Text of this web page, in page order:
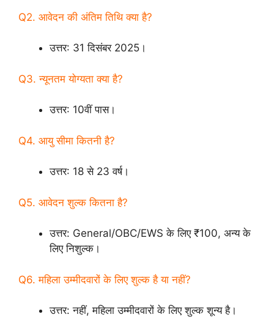
Q2. आवेदन की अंतिम तिथि क्या है?
उत्तर: 31 दिसंबर 2025।
Q3. न्यूनतम योग्यता क्या है?
उत्तर: 10वीं पास।
Q4. आयु सीमा कितनी है?
उत्तर: 18 से 23 वर्ष।
Q5. आवेदन शुल्क कितना है?
उत्तर: General/OBC/EWS के लिए ₹100, अन्य के
लिए निशुल्क।
Q6. महिला उम्मीदवारों के लिए शुल्क है या नहीं?
उत्तर: नहीं, महिला उम्मीदवारों के लिए शुल्क शून्य है।